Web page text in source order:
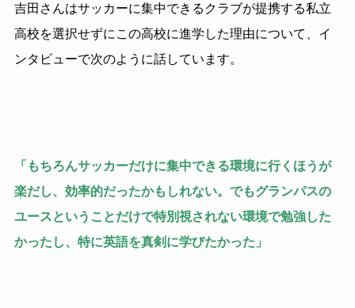
吉田さんはサッカーに集中できるクラブが提携する私立
高校を選択せずにこの高校に進学した理由について、イ
ンタビューで次のように話しています。
「もちろんサッカーだけに集中できる環境に行くほうが
楽だし、効率的だったかもしれない。でもグランパスの
ユースということだけで特別視されない環境で勉強した
かったし、特に英語を真剣に学びたかった」